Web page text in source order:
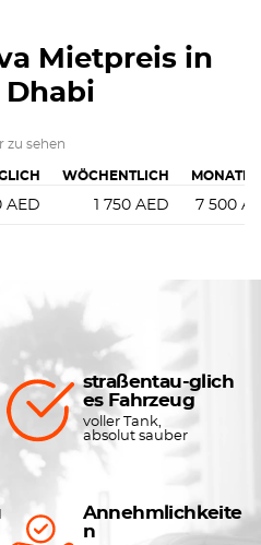
Mietpreis in
Dhabi
zu sehen
WÖCHENTLICH
AED 1 750 AED 7 500
straßentau-glich
es Fahrzeug
voller Tank,
absolut sauber
Annehmlichkeite
n